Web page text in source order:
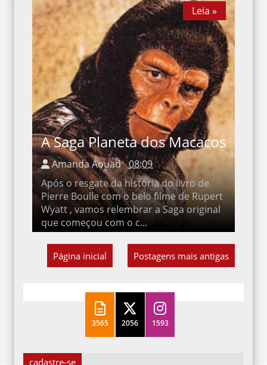
A Saga Planeta dos Macacos
Amanda Aouad 08:09
Após o resgate da história do livro de
Pierre Boulle com o belo filme de Rupert
Wyatt , vamos relembrar a Saga original
que começou com o c...
Postagens mais antigas
Página inicial
3565 2056 1593